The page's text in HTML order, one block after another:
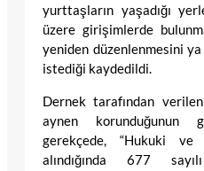
yurttaşların yaşadığı
üzere girişimlerde
yeniden düzenlenmesini ya
istediği kaydedildi.
Dernek tarafından
aynen korunduğunun
gerekçede, “Hukuki
alındığında 677